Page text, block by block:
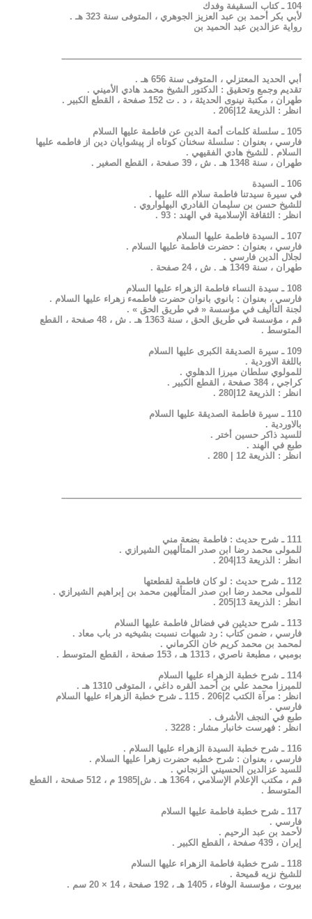
104 ـ كتاب السقيفة وفدك
لأبي بكر أحمد بن عبد العزيز الجوهري ، المتوفى سنة 323 هـ .
رواية عزالدين عبد الحميد بن
——————————————————————————–
أبي الحديد المعتزلي ، المتوفى سنة 656 هـ .
تقديم وجمع وتحقيق : الدكتور الشيخ محمد هادي الأميني .
طهران ، مكتبة نينوى الحديثة ، د . ت 152 صفحة ، القطع الكبير .
انظر : الذريعة 12|206 .
105 ـ سلسلة كلمات أئمة الدين عن فاطمة عليها السلام
فارسي ، بعنوان : سلسلة سخنان كوتاه از پيشوايان دين از فاطمه عليها
السلام . للشيخ هادي الفقيهي .
طهران ، سنة 1348 هـ . ش ، 39 صفحة ، القطع الصغير .
106 ـ السيدة
في سيرة سيدتنا فاطمة سلام الله عليها .
للشيخ حسن بن سليمان القادري البهلواروي .
انظر : الثقافة الإسلامية في الهند : 93 .
107 ـ السيدة فاطمة عليها السلام
فارسي ، بعنوان : حضرت فاطمة عليها السلام .
لجلال الدين فارسي .
طهران ، سنة 1349 هـ . ش ، 24 صفحة .
108 ـ سيدة النساء فاطمة الزهراء عليها السلام
فارسي ، بعنوان : بانوي بانوان حضرت فاطمهء زهراء عليها السلام .
لجنة التأليف في مؤسسة « في طريق الحق » .
قم ، مؤسسة في طريق الحق ، سنة 1363 هـ . ش ، 48 صفحة ، القطع
المتوسط .
109 ـ سيرة الصديقة الكبرى عليها السلام
باللغة الاوردية .
للمولوي سلطان ميرزا الدهلوي .
كراجي ، 384 صفحة ، القطع الكبير .
انظر : الذريعة 12|280 .
110 ـ سيرة فاطمة الصديقة عليها السلام
بالاوردية .
للسيد ذاكر حسين أختر .
طبع في الهند .
انظر : الذريعة 12 | 280 .
——————————————————————————–
111 ـ شرح حديث : فاطمة بضعة مني
للمولى محمد رضا ابن صدر المتألهين الشيرازي .
انظر : الذريعة 13|204 .
112 ـ شرح حديث : لو كان فاطمة لقطعتها
للمولى محمد رضا ابن صدر المتألهين محمد بن إبراهيم الشيرازي .
انظر : الذريعة 13|205 .
113 ـ شرح حديثين في فضائل فاطمة عليها السلام
فارسي ، ضمن كتاب : رد شبهات نسبت بشيخيه در باب معاد .
لمحمد بن محمد كريم خان الكرماني .
بومبي ، مطبعة ناصري ، 1313 هـ ، 153 صفحة ، القطع المتوسط .
114 ـ شرح خطبة الزهراء عليها السلام
للميرزا محمد علي بن أحمد القره داغي ، المتوفى 1310 هـ .
انظر : مرآة الكتب 2|206 . 115 ـ شرح خطبة الزهراء عليها السلام
فارسي .
طبع في النجف الأشرف .
انظر : فهرست خانبار مشار : 3228 .
116 ـ شرح خطبة السيدة الزهراء عليها السلام .
فارسي ، بعنوان : شرح خطبه حضرت زهرا عليها السلام .
للسيد عزالدين الحسيني الزنجاني .
قم ، مكتب الإعلام الإسلامي ، 1364 هـ . ش|1985 م ، 512 صفحة ، القطع
المتوسط .
117 ـ شرح خطبة فاطمة عليها السلام
فارسي .
لأحمد بن عبد الرحيم .
إيران ، 439 صفحة ، القطع الكبير .
118 ـ شرح خطبة فاطمة الزهراء عليها السلام
للشيخ نزيه قميحة .
بيروت ، مؤسسة الوفاء ، 1405 هـ ، 192 صفحة ، 14 × 20 سم .